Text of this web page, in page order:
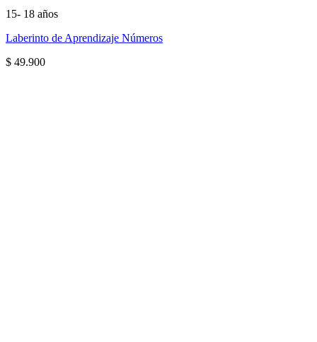
15- 18 años
Laberinto de Aprendizaje Números
$ 49.900